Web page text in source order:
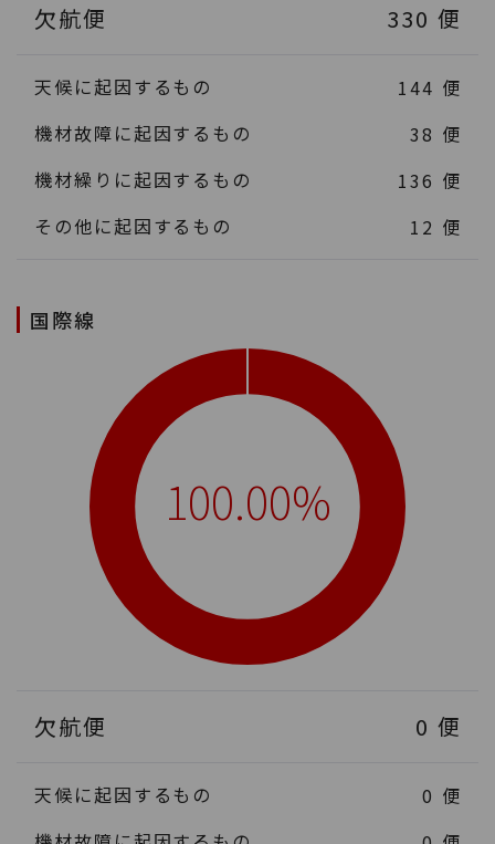
欠航便 330 便
天候に起因するもの 144 便
機材故障に起因するもの
38 便
機材繰りに起因するもの
136 便
その他に起因するもの
12 便
国際線
100.00%
欠航便 0 便
天候に起因するもの 0 便